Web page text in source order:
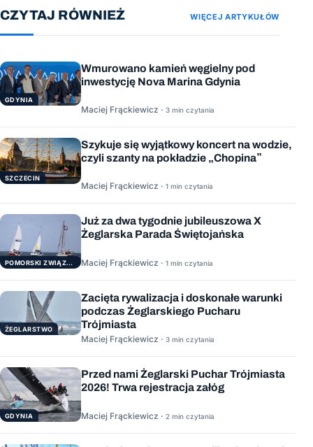
CZYTAJ RÓWNIEŻ WIĘCEJ ARTYKUŁÓW
GDYNIA
Wmurowano kamień węgielny pod
inwestycję Nova Marina Gdynia
Maciej Frąckiewicz · 3 min czytania
SZCZECIN
Szykuje się wyjątkowy koncert na wodzie,
czyli szanty na pokładzie „Chopina”
Maciej Frąckiewicz · 1 min czytania
POMORSKI ZWIĄZEK ŻEGLARSKI
Już za dwa tygodnie jubileuszowa X
Żeglarska Parada Świętojańska
Maciej Frąckiewicz · 1 min czytania
ŻEGLARSTWO
Zacięta rywalizacja i doskonałe warunki
podczas Żeglarskiego Pucharu
Trójmiasta
Maciej Frąckiewicz · 3 min czytania
GDYNIA
Przed nami Żeglarski Puchar Trójmiasta
2026! Trwa rejestracja załóg
Maciej Frąckiewicz · 2 min czytania